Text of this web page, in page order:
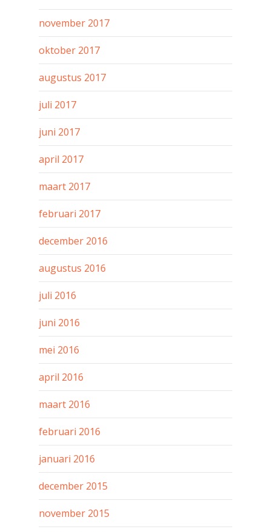
november 2017
oktober 2017
augustus 2017
juli 2017
juni 2017
april 2017
maart 2017
februari 2017
december 2016
augustus 2016
juli 2016
juni 2016
mei 2016
april 2016
maart 2016
februari 2016
januari 2016
december 2015
november 2015